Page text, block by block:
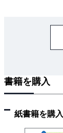
書籍を購入
紙書籍を購入